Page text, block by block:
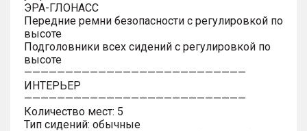
ЭРА-ГЛОНАСС
Передние ремни безопасности с регулировкой по
высоте
Подголовники всех сидений с регулировкой по
высоте
———————————————————————————
ИНТЕРЬЕР
———————————————————————————
Количество мест: 5
Тип сидений: обычные